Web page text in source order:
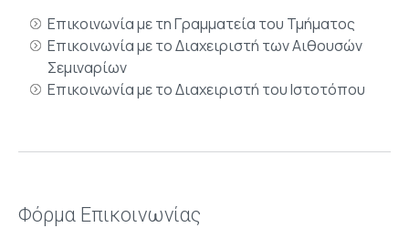
Επικοινωνία με τη Γραμματεία του Τμήματος
Επικοινωνία με το Διαχειριστή των Αιθουσών
Σεμιναρίων
Επικοινωνία με το Διαχειριστή του Ιστοτόπου
Φόρμα Επικοινωνίας